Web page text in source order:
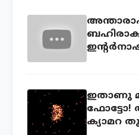
ഇതാണു
ക്യാമറ